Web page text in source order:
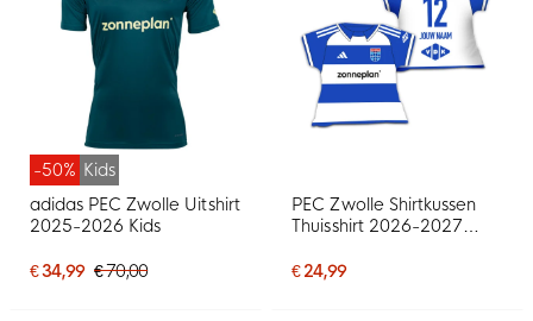
-50% Kids
adidas PEC Zwolle Uitshirt
2025-2026 Kids
€ 34,99 € 70,00
PEC Zwolle Shirtkussen
Thuisshirt 2026-2027
€ 24,99